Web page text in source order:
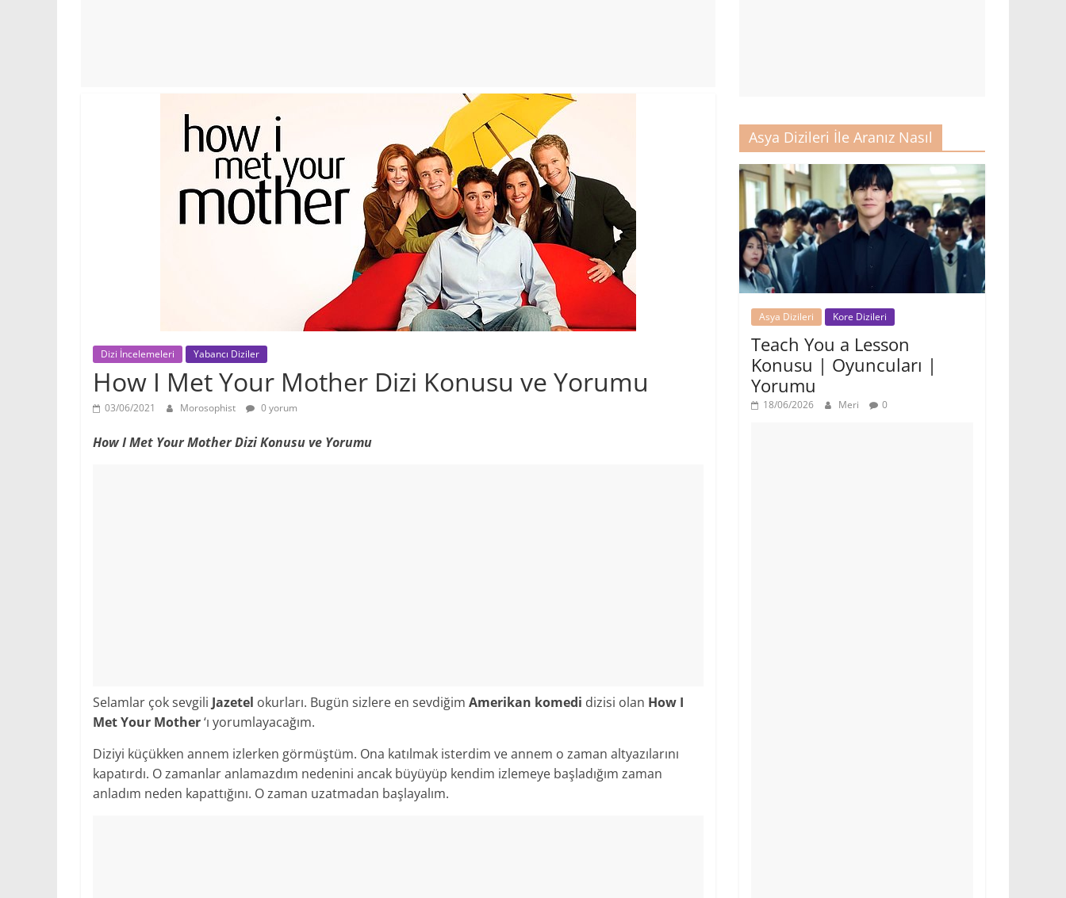
Dizi İncelemeleri Yabancı Diziler
How I Met Your Mother Dizi Konusu ve Yorumu
03/06/2021 Morosophist 0 yorum
How I Met Your Mother Dizi Konusu ve Yorumu
Selamlar çok sevgili Jazetel okurları. Bugün sizlere en sevdiğim Amerikan komedi dizisi olan How I
Met Your Mother‘ı yorumlayacağım.
Diziyi küçükken annem izlerken görmüştüm. Ona katılmak isterdim ve annem o zaman altyazılarını
kapatırdı. O zamanlar anlamazdım nedenini ancak büyüyüp kendim izlemeye başladığım zaman
anladım neden kapattığını. O zaman uzatmadan başlayalım.
Asya Dizileri İle Aranız Nasıl
Asya Dizileri Kore Dizileri
Teach You a Lesson
Konusu | Oyuncuları |
Yorumu
18/06/2026 Meri 0